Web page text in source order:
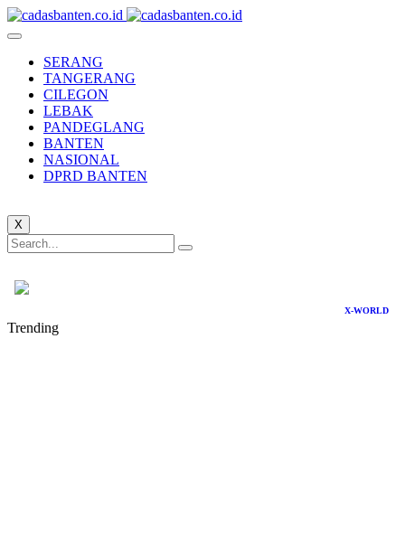
SERANG
TANGERANG
CILEGON
LEBAK
PANDEGLANG
BANTEN
NASIONAL
DPRD BANTEN
X
X-WORLD
Trending